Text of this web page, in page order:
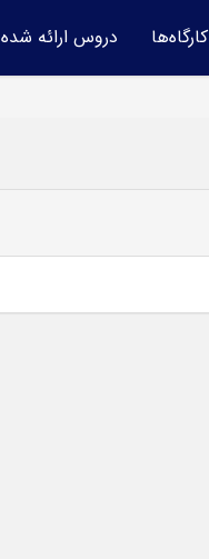
کارگاه‌ها دروس ارائه شده